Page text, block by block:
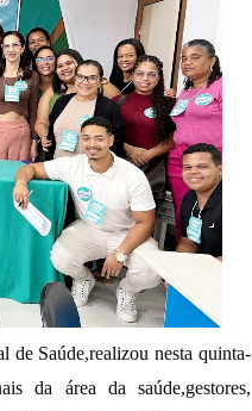
Saúde,realizou nesta quinta-
da área da saúde,gestores,